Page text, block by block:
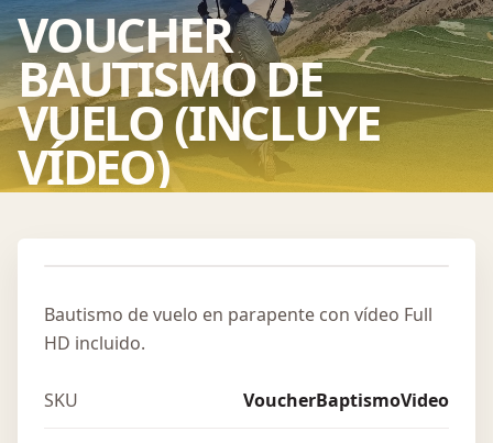
VOUCHER
BAUTISMO DE
VUELO (INCLUYE
VÍDEO)
Bautismo de vuelo en parapente con vídeo Full
HD incluido.
SKU VoucherBaptismoVideo